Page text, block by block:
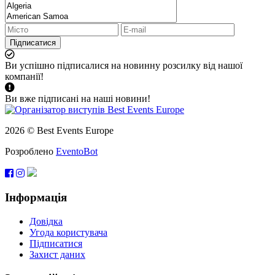
Підписатися
Ви успішно підписалися на новинну розсилку від нашої
компанії!
Ви вже підписані на наші новини!
2026 © Best Events Europe
Розроблено EventoBot
Інформація
Довідка
Угода користувача
Підписатися
Захист даних